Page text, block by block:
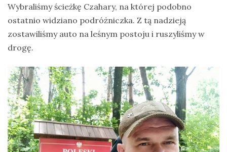
Wybraliśmy ścieżkę Czahary, na której podobno
ostatnio widziano podróżniczka. Z tą nadzieją
zostawiliśmy auto na leśnym postoju i ruszyliśmy w
drogę.